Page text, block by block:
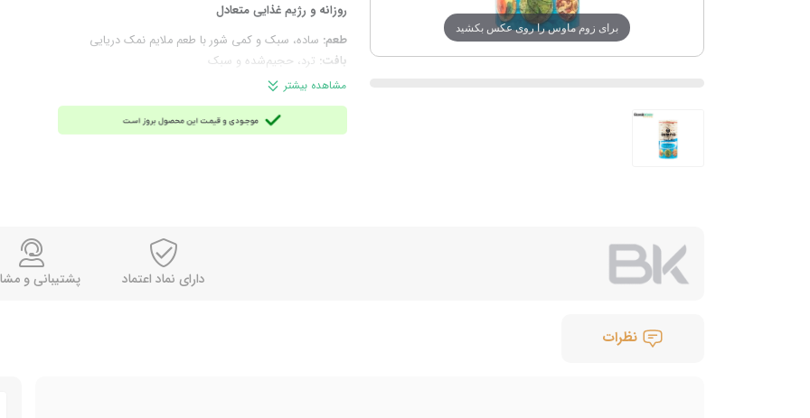
برای زوم ماوس را روی عکس بکشید
روزانه و رژیم غذایی متعادل
طعم: ساده، سبک و کمی شور با طعم ملایم نمک دریایی
بافت: ترد، حجیم‌شده و سبک
چرا انتخاب این محصول؟
بدون حس سنگینی می‌خواهید، رایس کیک اونا انتخابی
کاربردی برای مصرف روزانه و همچنین ساده، سالم و قابل
آماده مصرف است و می‌توان آن را به‌تنهایی یا
همراه مواد غذایی شیرین و شور استفاده کرد.
مشاهده بیشتر
دارای نماد اعتماد پشتیبانی و
نظرات